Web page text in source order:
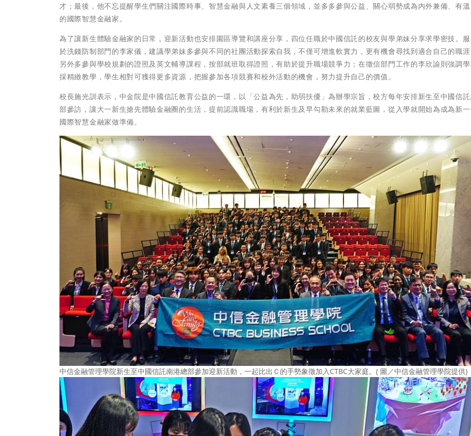
才；最後，他不忘提醒學生們關注國際時事、智慧金融與人文素養三個領域，並多多參與公益、關心弱勢成為內外兼備、有
的國際智慧金融家。
為了讓新生體驗金融家的日常，迎新活動也安排園區導覽和講座分享，四位任職於中國信託的校友與學弟妹分享求學密技。
於洗錢防制部門的李家儀，建議學弟妹多參與不同的社團活動探索自我，不僅可增進軟實力，更有機會尋找到適合自己的職涯
另外多參與學校規劃的證照及英文輔導課程，按部就班取得證照，有助於提升職場競爭力；在徵信部門工作的李欣諭則強調
採精緻教學，學生相對可獲得更多資源，把握參加各項競賽和校外活動的機會，努力提升自己的價值。
校長施光訓表示，中金院是中國信託教育公益的一環，以「公益為先，助弱扶優」為辦學宗旨，校方每年安排新生至中國信
部參訪，讓大一新生搶先體驗金融圈的生活，提前認識職場，有利於新生及早勾勒未來的就業藍圖，從入學就開始為成為新
國際智慧金融家做準備。
中信金融管理學院新生至中國信託南港總部參加迎新活動，一起比出Ｃ的手勢象徵加入CTBC大家庭。( 圖／中信金融管理學院提供)